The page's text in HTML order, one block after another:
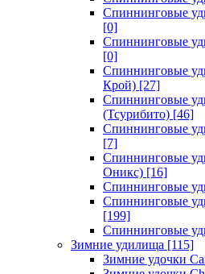
Спиннинговые
[0]
Спиннинговые
[0]
Спиннинговые
Крой) [27]
Спиннинговые
(Тсурибито) [46]
Спиннинговые
[7]
Спиннинговые
Оникс) [16]
Спиннинговые
Спиннинговые
[199]
Спиннинговые
Зимние удилища [115]
Зимние удочки